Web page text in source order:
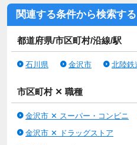
▽面接
▽ご入社
＊ヒアリングシートは15個の項
＊WEB面接もOK！スマホで面接
＜ 何でもご相談ください！ ＞
はじめてのお仕事だからこそ、
ます。
気になることやご質問は、事前
関連する条件から検索する
都道府県/市区町村/沿線/駅
石川県 金沢市 北陸鉄
市区町村 ✕ 職種
金沢市 ✕ スーパー・コンビニ
金沢市 ✕ ドラッグストア